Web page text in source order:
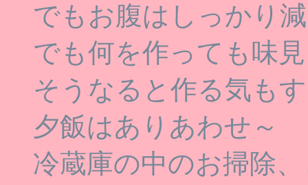
でもお腹はしっかり
でも何を作っても味
そうなると作る気も
夕飯はありあわせ～
冷蔵庫の中のお掃除